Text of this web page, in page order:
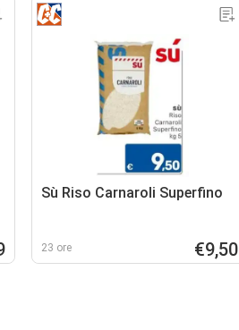
Sù Riso Carnaroli Superfino
23 ore €9,50